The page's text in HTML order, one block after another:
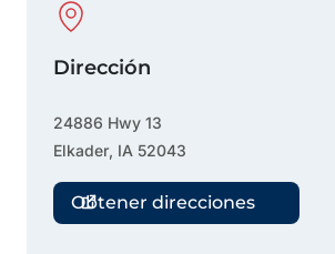
Physical Location
Dirección
24886 Hwy 13
Elkader, IA 52043
Obtener direcciones